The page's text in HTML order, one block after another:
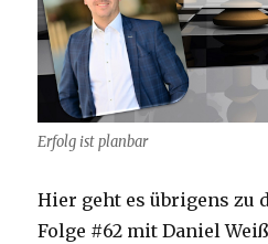
Erfolg ist planbar
Hier geht es übrigens zu
Folge #62 mit Daniel